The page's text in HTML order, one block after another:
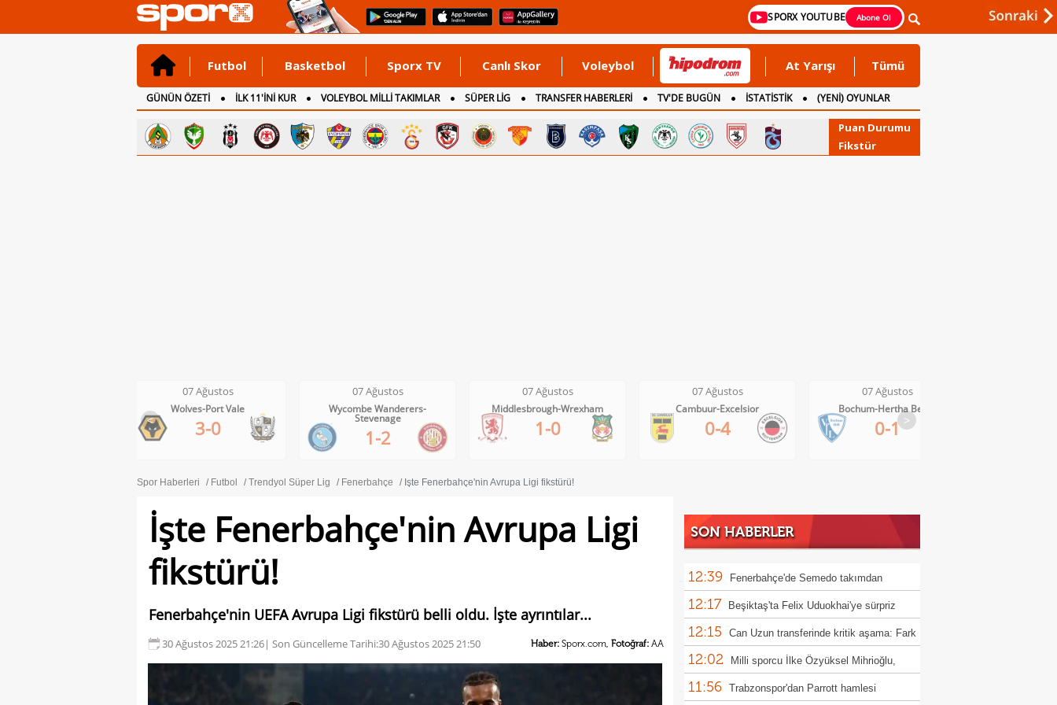
SPORX YOUTUBE Abone Ol
Futbol Basketbol Sporx TV Canlı Skor Voleybol At Yarışı Tümü
GÜNÜN ÖZETİ İLK 11'İNİ KUR VOLEYBOL MİLLİ TAKIMLAR SÜPER LİG TRANSFER HABERLERİ TV'DE BUGÜN İSTATİSTİK
(YENİ) OYUNLAR
CANLI ANLATIM
İNGİLTERE
Puan Durumu
Fikstür
<
07 Ağustos
Boluspor-Manisa FK
1-2
07 Ağustos
Wolves-Port Vale
3-0
07 Ağustos
Wycombe Wanderers-
Stevenage
1-2
07 Ağustos
Middlesbrough-Wrexham
1-0
07 Ağustos
Cambuur-Excelsior
0-4>
Spor Haberleri Futbol Trendyol Süper Lig Fenerbahçe İşte Fenerbahçe'nin Avrupa Ligi fikstürü!
İşte Fenerbahçe'nin Avrupa Ligi
fikstürü!
Fenerbahçe'nin UEFA Avrupa Ligi fikstürü belli oldu. İşte ayrıntılar...
30 Ağustos 2025 21:26| Son Güncelleme Tarihi:30 Ağustos 2025 21:50 Haber: Sporx.com, Fotoğraf: AA
SON HABERLER
12:39 Fenerbahçe'de Semedo takımdan
ayrılabilir! İşte nedeni
12:17 Beşiktaş'ta Felix Uduokhai'ye sürpriz
talip!
12:15 Can Uzun transferinde kritik aşama: Fark
5 milyon euro
12:02 Milli sporcu İlke Özyüksel Mihrioğlu,
Avrupa şampiyonu oldu
11:56 Trabzonspor'dan Parrott hamlesi